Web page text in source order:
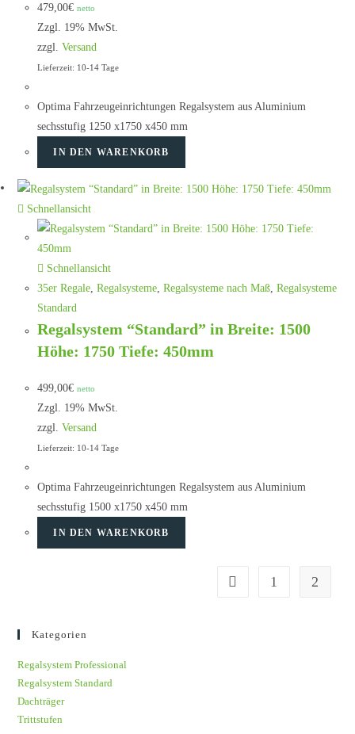
479,00€ netto
Zzgl. 19% MwSt.
zzgl.Versand
Lieferzeit: 10-14 Tage
Optima Fahrzeugeinrichtungen Regalsystem aus Aluminium
sechsstufig 1250 x1750 x450 mm
IN DEN WARENKORB
Schnellansicht
Schnellansicht
35er Regale ,Regalsysteme ,Regalsysteme nach Maß ,Regalsysteme
Standard
Regalsystem “Standard” in Breite: 1500
Höhe: 1750 Tiefe: 450mm
499,00€ netto
Zzgl. 19% MwSt.
zzgl.Versand
Lieferzeit: 10-14 Tage
Optima Fahrzeugeinrichtungen Regalsystem aus Aluminium
sechsstufig 1500 x1750 x450 mm
IN DEN WARENKORB
1 2
Kategorien
Regalsystem Professional
Regalsystem Standard
Dachträger
Trittstufen